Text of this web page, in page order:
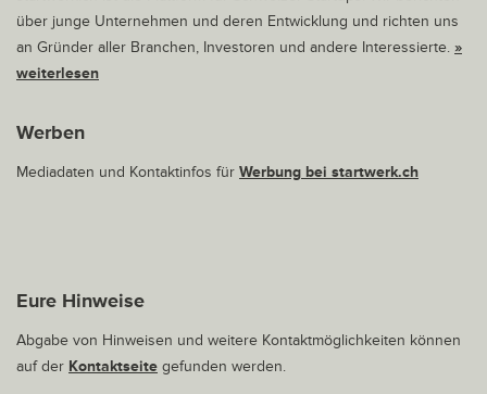
über junge Unternehmen und deren Entwicklung und richten uns
an Gründer aller Branchen, Investoren und andere Interessierte. »
weiterlesen
Werben
Mediadaten und Kontaktinfos für Werbung bei startwerk.ch
Eure Hinweise
Abgabe von Hinweisen und weitere Kontaktmöglichkeiten können
auf der Kontaktseite gefunden werden.